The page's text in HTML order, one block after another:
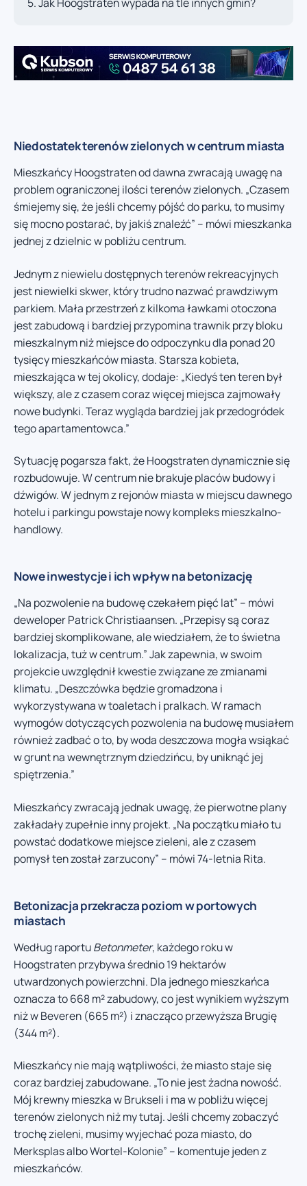
Niedostatek terenów zielonych w centrum miasta
Mieszkańcy Hoogstraten od dawna zwracają uwagę na
problem ograniczonej ilości terenów zielonych. „Czasem
śmiejemy się, że jeśli chcemy pójść do parku, to musimy
się mocno postarać, by jakiś znaleźć” – mówi mieszkanka
jednej z dzielnic w pobliżu centrum.
Jednym z niewielu dostępnych terenów rekreacyjnych
jest niewielki skwer, który trudno nazwać prawdziwym
parkiem. Mała przestrzeń z kilkoma ławkami otoczona
jest zabudową i bardziej przypomina trawnik przy bloku
mieszkalnym niż miejsce do odpoczynku dla ponad 20
tysięcy mieszkańców miasta. Starsza kobieta,
mieszkająca w tej okolicy, dodaje: „Kiedyś ten teren był
większy, ale z czasem coraz więcej miejsca zajmowały
nowe budynki. Teraz wygląda bardziej jak przedogródek
tego apartamentowca.”
Sytuację pogarsza fakt, że Hoogstraten dynamicznie się
rozbudowuje. W centrum nie brakuje placów budowy i
dźwigów. W jednym z rejonów miasta w miejscu dawnego
hotelu i parkingu powstaje nowy kompleks mieszkalno-
handlowy.
Nowe inwestycje i ich wpływ na betonizację
„Na pozwolenie na budowę czekałem pięć lat” – mówi
deweloper Patrick Christiaansen. „Przepisy są coraz
bardziej skomplikowane, ale wiedziałem, że to świetna
lokalizacja, tuż w centrum.” Jak zapewnia, w swoim
projekcie uwzględnił kwestie związane ze zmianami
klimatu. „Deszczówka będzie gromadzona i
wykorzystywana w toaletach i pralkach. W ramach
wymogów dotyczących pozwolenia na budowę musiałem
również zadbać o to, by woda deszczowa mogła wsiąkać
w grunt na wewnętrznym dziedzińcu, by uniknąć jej
spiętrzenia.”
Mieszkańcy zwracają jednak uwagę, że pierwotne plany
zakładały zupełnie inny projekt. „Na początku miało tu
powstać dodatkowe miejsce zieleni, ale z czasem
pomysł ten został zarzucony” – mówi 74-letnia Rita.
Betonizacja przekracza poziom w portowych
miastach
Według raportuBetonmeter, każdego roku w
Hoogstraten przybywa średnio 19 hektarów
utwardzonych powierzchni. Dla jednego mieszkańca
oznacza to 668 m² zabudowy, co jest wynikiem wyższym
niż w Beveren (665 m²) i znacząco przewyższa Brugię
(344 m²).
Mieszkańcy nie mają wątpliwości, że miasto staje się
coraz bardziej zabudowane. „To nie jest żadna nowość.
Mój krewny mieszka w Brukseli i ma w pobliżu więcej
terenów zielonych niż my tutaj. Jeśli chcemy zobaczyć
trochę zieleni, musimy wyjechać poza miasto, do
Merksplas albo Wortel-Kolonie” – komentuje jeden z
mieszkańców.